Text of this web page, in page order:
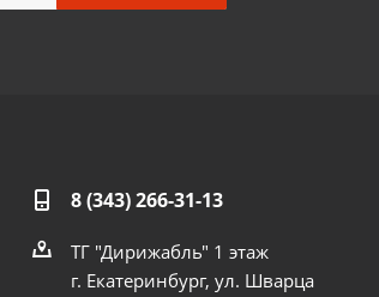
8 (343) 266-31-13
ТГ "Дирижабль" 1 этаж
г. Екатеринбург, ул. Шварца